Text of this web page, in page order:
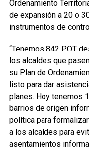
Ordenamiento
de expansión a 20 o
instrumentos de
“Tenemos 842 POT
los alcaldes que
su Plan de
listo para dar
planes. Hoy tenemos
barrios de origen
política para
a los alcaldes para
asentamientos